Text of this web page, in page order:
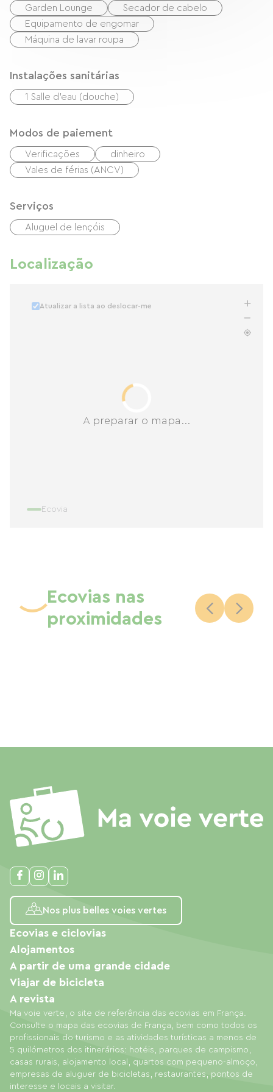
Garden Lounge
Secador de cabelo
Equipamento de engomar
Máquina de lavar roupa
Instalações sanitárias
1 Salle d'eau (douche)
Modos de paiement
Verificações
dinheiro
Vales de férias (ANCV)
Serviços
Aluguel de lençóis
Localização
A preparar o mapa...
Atualizar a lista ao deslocar-me
Ecovia
Ecovias nas
proximidades
Nos plus belles voies vertes
Ma voie verte, o site de referência das ecovias em França.
Consulte o mapa das ecovias de França, bem como todos os
profissionais do turismo e as atividades turísticas a menos de
5 quilómetros dos itinerários: hotéis, parques de campismo,
casas rurais, alojamento local, quartos com pequeno-almoço,
empresas de aluguer de bicicletas, restaurantes, pontos de
interesse e locais a visitar.
Ecovias e ciclovias
Alojamentos
A partir de uma grande cidade
Viajar de bicicleta
A revista